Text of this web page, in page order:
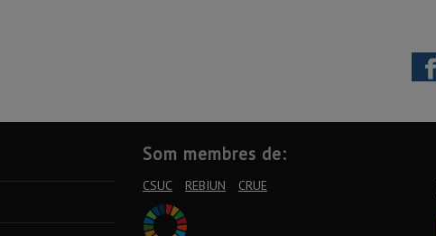
Som membres de:
CSUC REBIUN CRUE